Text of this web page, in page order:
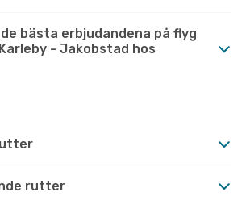
bästa erbjudandena på flyg
- Jakobstad hos
rutter